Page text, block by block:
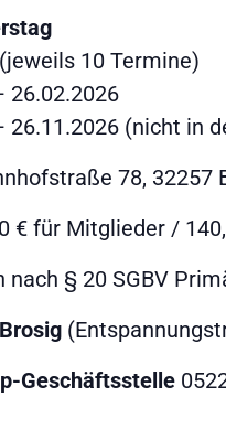
10 Termine)
26.02.2026
26.11.2026 (nicht in
78, 32257
€ für Mitglieder /
nach § 20 SGBV
Geschäftsstelle